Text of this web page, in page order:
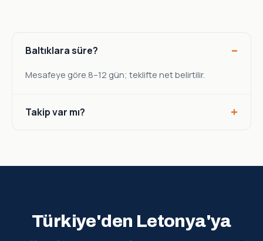
Baltıklara süre?
Mesafeye göre 8–12 gün; teklifte net belirtilir.
Takip var mı?
Türkiye'den Letonya'ya